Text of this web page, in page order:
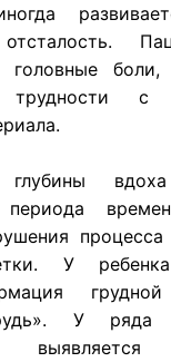
боли,
трудности с
глубины
периода
У ребенка
У ряда
выявляется